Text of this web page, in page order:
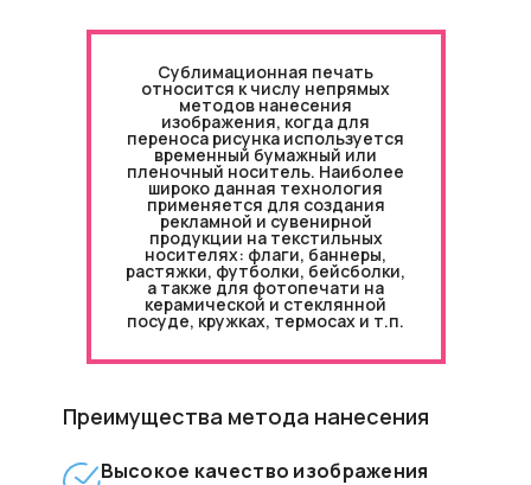
Сублимационная печать
относится к числу непрямых
методов нанесения
изображения, когда для
переноса рисунка используется
временный бумажный или
пленочный носитель. Наиболее
широко данная технология
применяется для создания
рекламной и сувенирной
продукции на текстильных
носителях: флаги, баннеры,
растяжки, футболки, бейсболки,
а также для фотопечати на
керамической и стеклянной
посуде, кружках, термосах и т.п.
Преимущества метода нанесения
Высокое качество изображения